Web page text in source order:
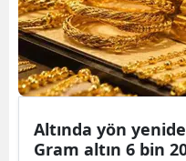
Altında yön
Gram altın 6 bin